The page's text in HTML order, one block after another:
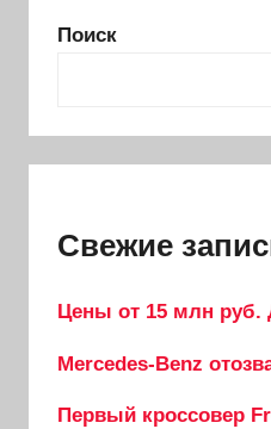
Поиск
Свежие
Цены от 15 млн руб.
Mercedes-Benz
Первый кроссовер